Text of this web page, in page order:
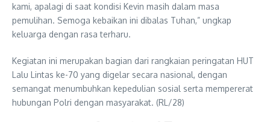
kami, apalagi di saat kondisi Kevin masih dalam masa
pemulihan. Semoga kebaikan ini dibalas Tuhan,” ungkap
keluarga dengan rasa terharu.
Kegiatan ini merupakan bagian dari rangkaian peringatan HUT
Lalu Lintas ke-70 yang digelar secara nasional, dengan
semangat menumbuhkan kepedulian sosial serta mempererat
hubungan Polri dengan masyarakat. (RL/28)